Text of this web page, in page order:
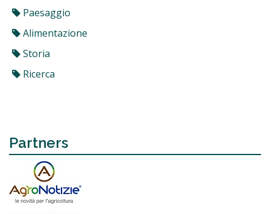
Paesaggio
Alimentazione
Storia
Ricerca
Partners